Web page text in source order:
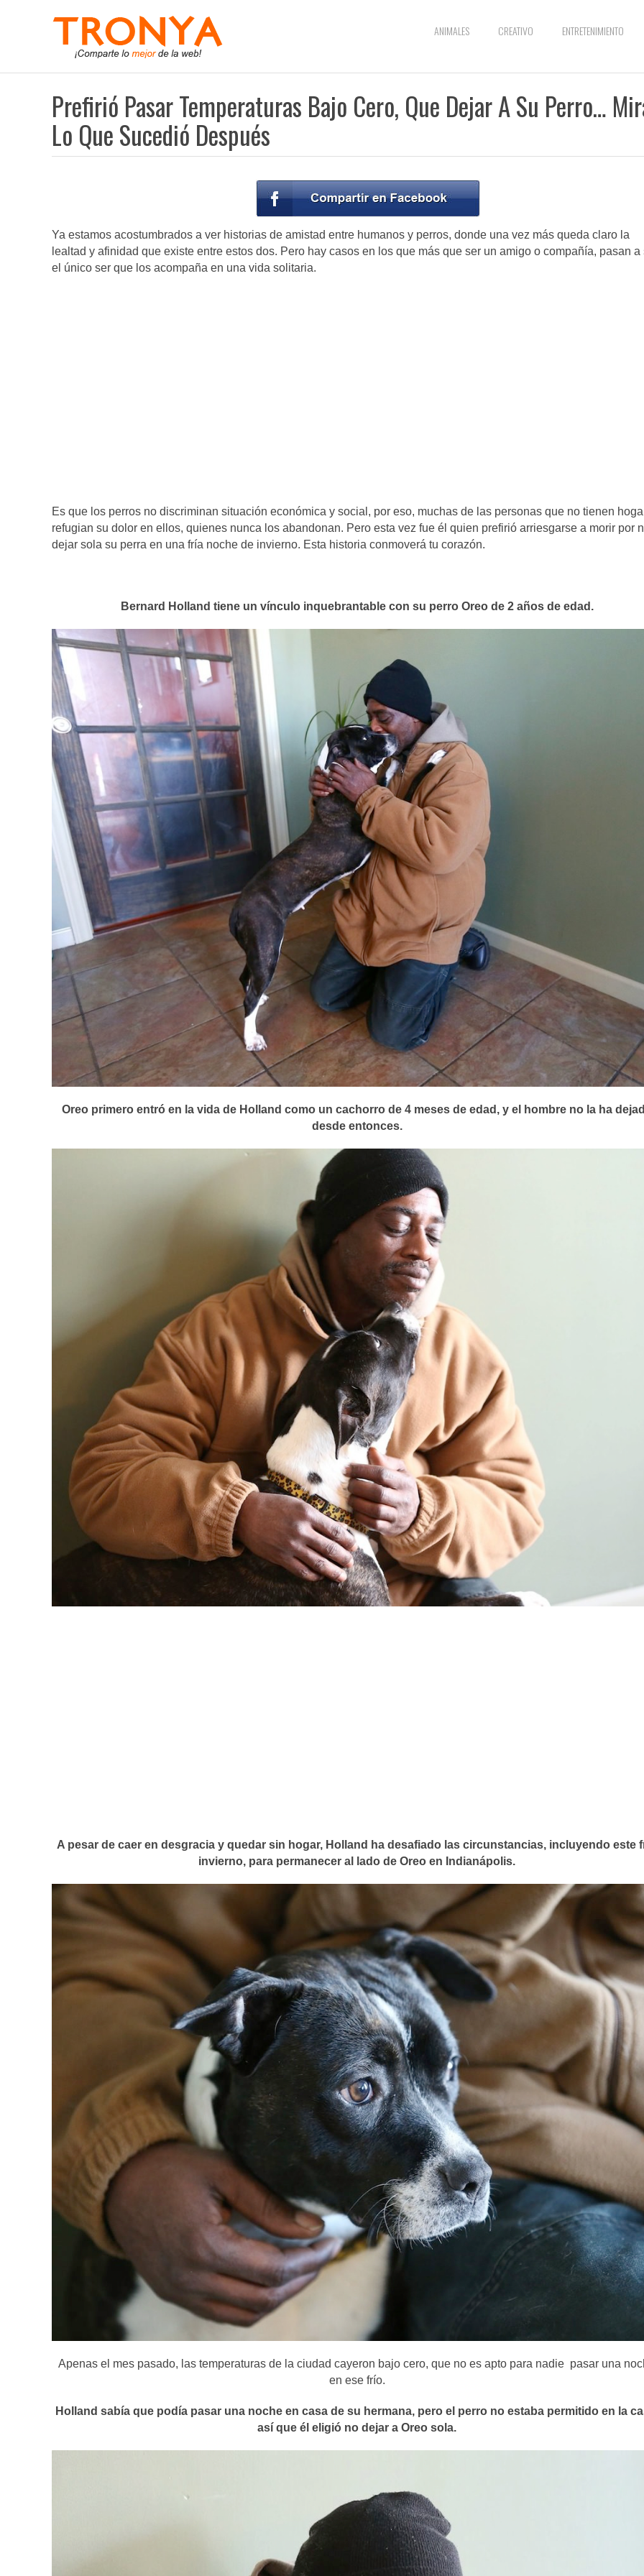
ANIMALES CREATIVO ENTRETENIMIENTO
Prefirió Pasar Temperaturas Bajo Cero, Que Dejar A Su Perro…
Lo Que Sucedió Después
Ya estamos acostumbrados a ver historias de amistad entre humanos y perros, donde una vez más queda claro la
lealtad y afinidad que existe entre estos dos. Pero hay casos en los que más que ser un amigo o compañía, pasan a
el único ser que los acompaña en una vida solitaria.
Es que los perros no discriminan situación económica y social, por eso, muchas de las personas que no tienen
refugian su dolor en ellos, quienes nunca los abandonan. Pero esta vez fue él quien prefirió arriesgarse a morir por
dejar sola su perra en una fría noche de invierno. Esta historia conmoverá tu corazón.
Bernard Holland tiene un vínculo inquebrantable con su perro Oreo de 2 años de edad.
Oreo primero entró en la vida de Holland como un cachorro de 4 meses de edad, y el hombre no la ha
desde entonces.
A pesar de caer en desgracia y quedar sin hogar, Holland ha desafiado las circunstancias, incluyendo este
invierno, para permanecer al lado de Oreo en Indianápolis.
Apenas el mes pasado, las temperaturas de la ciudad cayeron bajo cero, que no es apto para nadie pasar una
en ese frío.
Holland sabía que podía pasar una noche en casa de su hermana, pero el perro no estaba permitido en la
así que él eligió no dejar a Oreo sola.